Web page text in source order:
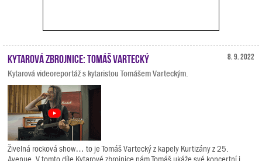
8. 9. 2022
Kytarová zbrojnice: Tomáš Vartecký
Kytarová videoreportáž s kytaristou Tomášem Varteckým.
Živelná rocková show… to je Tomáš Vartecký z kapely Kurtizány z 25.
Avenue. V tomto díle Kytarové zbrojnice nám Tomáš ukáže své koncertní i